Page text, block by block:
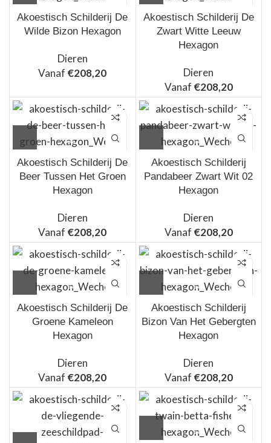
Akoestisch Schilderij De
Wilde Bizon Hexagon
Dieren
Vanaf €208,20
Akoestisch Schilderij De
Zwart Witte Leeuw
Hexagon
Dieren
Vanaf €208,20
Akoestisch Schilderij De
Beer Tussen Het Groen
Hexagon
Dieren
Vanaf €208,20
Akoestisch Schilderij
Pandabeer Zwart Wit 02
Hexagon
Dieren
Vanaf €208,20
Akoestisch Schilderij De
Groene Kameleon
Hexagon
Dieren
Vanaf €208,20
Akoestisch Schilderij
Bizon Van Het Gebergten
Hexagon
Dieren
Vanaf €208,20